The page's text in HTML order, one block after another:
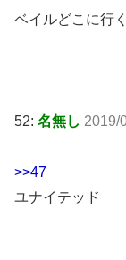
ベイルどこに行
52: 名無し 2019/
>>47
ユナイテッド